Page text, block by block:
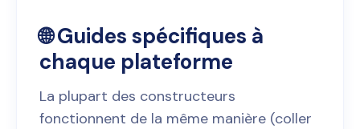
🌐 Guides spécifiques à
chaque plateforme
La plupart des constructeurs
fonctionnent de la même manière (coller